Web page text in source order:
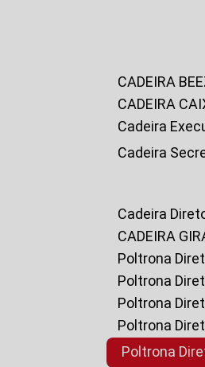
CADEIRA
CADEIRA
Cadeira
Cadeira
Cadeira
CADEIRA
Poltrona
Poltrona
Poltrona
Poltrona
Poltrona